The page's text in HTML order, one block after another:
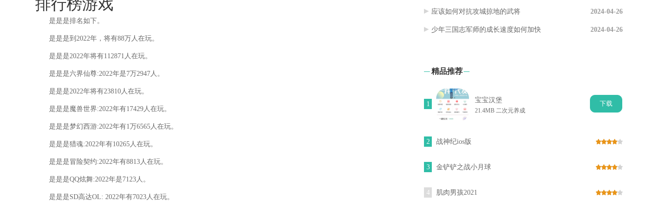
是是是排名如下。
是是是到2022年，将有88万人在玩。
是是是2022年将有112871人在玩。
是是是六界仙尊:2022年是7万2947人。
是是是2022年将有23810人在玩。
是是是魔兽世界:2022年有17429人在玩。
是是是梦幻西游:2022年有1万6565人在玩。
是是是猎魂:2022年有10265人在玩。
是是是冒险契约:2022年有8813人在玩。
是是是QQ炫舞:2022年是7123人。
是是是SD高达OL: 2022年有7023人在玩。
应该如何对抗攻城掠地的武将 2024-04-26
少年三国志军师的成长速度如何加快 2024-04-26
精品推荐
1
宝宝汉堡
21.4MB 二次元养成
下载
2 战神纪ios版
3 金铲铲之战小月球
4 肌肉男孩2021